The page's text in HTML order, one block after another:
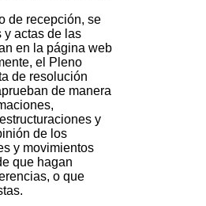
de recepción, se
y actas de las
en la página web
el Pleno
de resolución
de manera
y
de los
y movimientos
que hagan
o que